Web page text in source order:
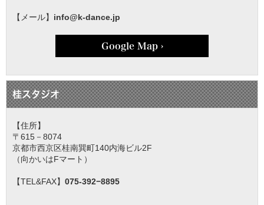
【メール】 info@k-dance.jp
Google Map ›
桂スタジオ
【住所】
〒615－8074
京都市西京区桂南巽町140内海ビル2F
（向かいはFマート）
【TEL&FAX】 075-392−8895